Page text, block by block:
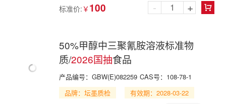
标准价: ￥ 100 
- +
50%甲醇中三聚氰胺溶液标准物
质/2026国抽食品
产品编号： GBW(E)082259 CAS号： 108-78-1
品牌：坛墨质检
有效期：2028-03-22